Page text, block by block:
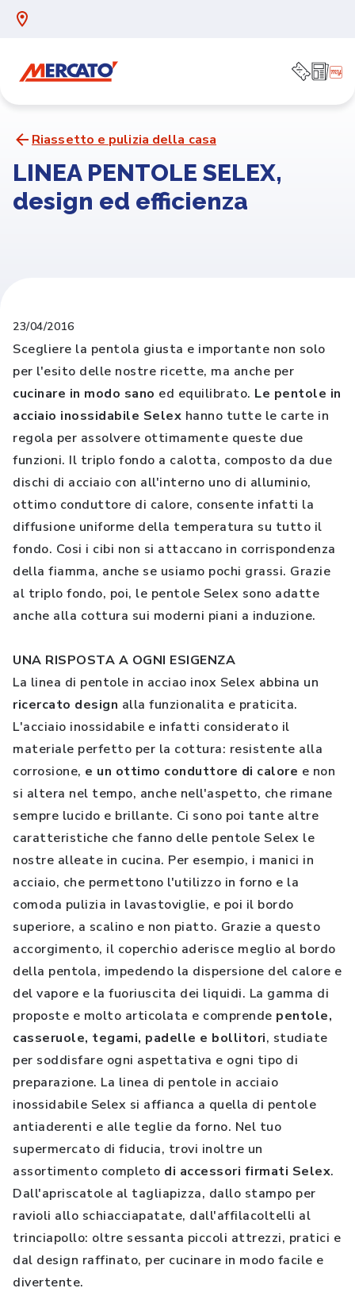
Riassetto e pulizia della casa
LINEA PENTOLE SELEX,
design ed efficienza
23/04/2016
Scegliere la pentola giusta e importante non solo
per l'esito delle nostre ricette, ma anche per
cucinare in modo sano ed equilibrato. Le pentole in
acciaio inossidabile Selex hanno tutte le carte in
regola per assolvere ottimamente queste due
funzioni. Il triplo fondo a calotta, composto da due
dischi di acciaio con all'interno uno di alluminio,
ottimo conduttore di calore, consente infatti la
diffusione uniforme della temperatura su tutto il
fondo. Cosi i cibi non si attaccano in corrispondenza
della fiamma, anche se usiamo pochi grassi. Grazie
al triplo fondo, poi, le pentole Selex sono adatte
anche alla cottura sui moderni piani a induzione.
UNA RISPOSTA A OGNI ESIGENZA
La linea di pentole in acciao inox Selex abbina un
ricercato design alla funzionalita e praticita.
L'acciaio inossidabile e infatti considerato il
materiale perfetto per la cottura: resistente alla
corrosione, e un ottimo conduttore di calore e non
si altera nel tempo, anche nell'aspetto, che rimane
sempre lucido e brillante. Ci sono poi tante altre
caratteristiche che fanno delle pentole Selex le
nostre alleate in cucina. Per esempio, i manici in
acciaio, che permettono l'utilizzo in forno e la
comoda pulizia in lavastoviglie, e poi il bordo
superiore, a scalino e non piatto. Grazie a questo
accorgimento, il coperchio aderisce meglio al bordo
della pentola, impedendo la dispersione del calore e
del vapore e la fuoriuscita dei liquidi. La gamma di
proposte e molto articolata e comprende pentole,
casseruole, tegami, padelle e bollitori, studiate
per soddisfare ogni aspettativa e ogni tipo di
preparazione. La linea di pentole in acciaio
inossidabile Selex si affianca a quella di pentole
antiaderenti e alle teglie da forno. Nel tuo
supermercato di fiducia, trovi inoltre un
assortimento completo di accessori firmati Selex.
Dall'apriscatole al tagliapizza, dallo stampo per
ravioli allo schiacciapatate, dall'affilacoltelli al
trinciapollo: oltre sessanta piccoli attrezzi, pratici e
dal design raffinato, per cucinare in modo facile e
divertente.